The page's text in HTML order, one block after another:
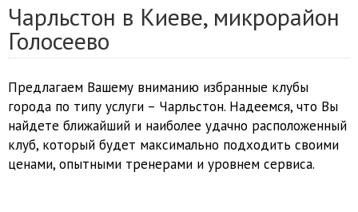
Чарльстон в Киеве, микрорайон
Голосеево
Предлагаем Вашему вниманию избранные клубы
города по типу услуги – Чарльстон. Надеемся, что Вы
найдете ближайший и наиболее удачно расположенный
клуб, который будет максимально подходить своими
ценами, опытными тренерами и уровнем сервиса.